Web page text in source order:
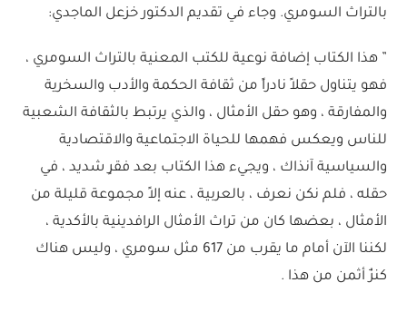
بالتراث السومري. وجاء في تقديم الدكتور خزعل الماجدي:
” هذا الكتاب إضافة نوعية للكتب المعنية بالتراث السومري ،
فهو يتناول حقلاً نادراً من ثقافة الحكمة والأدب والسخرية
والمفارقة ، وهو حقل الأمثال ، والذي يرتبط بالثقافة الشعبية
للناس ويعكس فهمها للحياة الاجتماعية والاقتصادية
والسياسية آنذاك ، ويجيء هذا الكتاب بعد فقرٍ شديد ، في
حقله ، فلم نكن نعرف ، بالعربية ، عنه إلاً مجموعة قليلة من
الأمثال ، بعضها كان من تراث الأمثال الرافدينية بالأكدية ،
لكننا الآن أمام ما يقرب من 617 مثل سومري ، وليس هناك
كنزٌ أثمن من هذا .